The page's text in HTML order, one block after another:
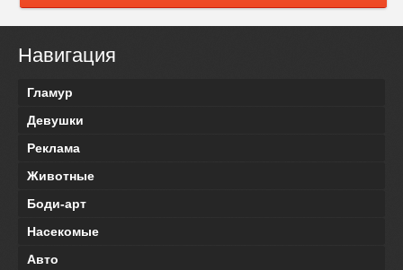
Навигация
Гламур
Девушки
Реклама
Животные
Боди-арт
Насекомые
Авто